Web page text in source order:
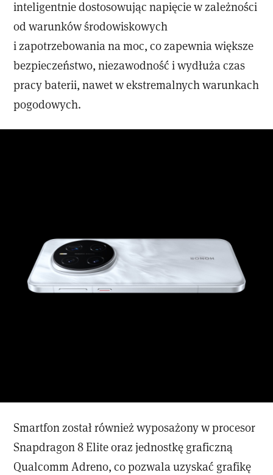
inteligentnie dostosowując napięcie w zależności
od warunków środowiskowych
i zapotrzebowania na moc, co zapewnia większe
bezpieczeństwo, niezawodność i wydłuża czas
pracy baterii, nawet w ekstremalnych warunkach
pogodowych.
Smartfon został również wyposażony w procesor
Snapdragon 8 Elite oraz jednostkę graficzną
Qualcomm Adreno, co pozwala uzyskać grafikę